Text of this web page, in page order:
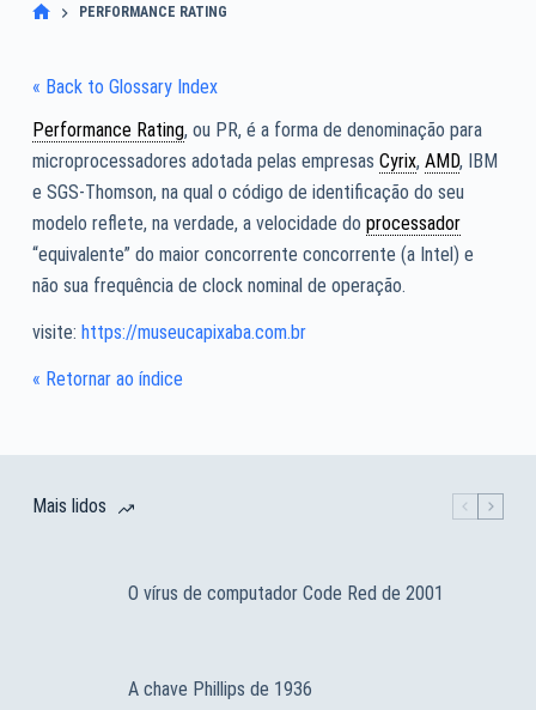
PERFORMANCE RATING
« Back to Glossary Index
Performance Rating, ou PR, é a forma de denominação para
microprocessadores adotada pelas empresas Cyrix, AMD, IBM
e SGS-Thomson, na qual o código de identificação do seu
modelo reflete, na verdade, a velocidade do processador
“equivalente” do maior concorrente concorrente (a Intel) e
não sua frequência de clock nominal de operação.
visite: https://museucapixaba.com.br
« Retornar ao índice
Mais lidos
O vírus de computador Code Red de 2001
A chave Phillips de 1936